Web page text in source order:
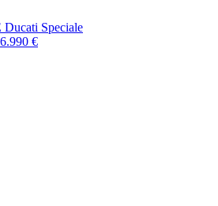
Ducati Speciale
€